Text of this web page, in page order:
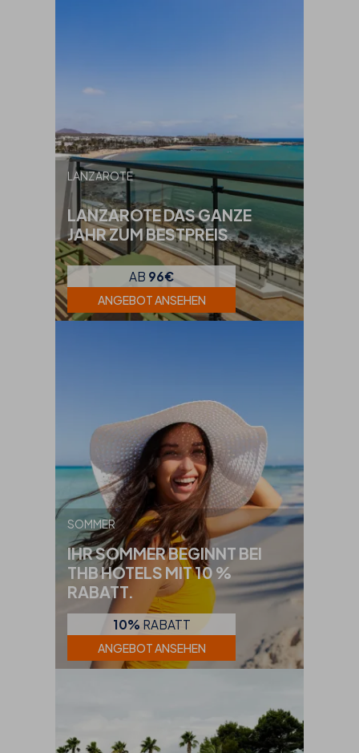
LANZAROTE
LANZAROTE DAS GANZE
JAHR ZUM BESTPREIS
AB 96€
ANGEBOT ANSEHEN
SOMMER
IHR SOMMER BEGINNT BEI
THB HOTELS MIT 10 %
RABATT.
10% RABATT
ANGEBOT ANSEHEN